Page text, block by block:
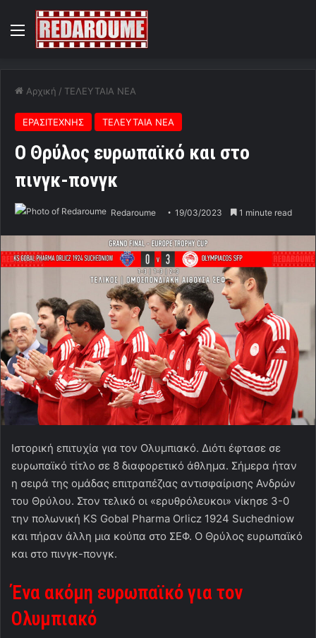
Menu
Αρχική / ΤΕΛΕΥΤΑΙΑ ΝΕΑ
ΕΡΑΣΙΤΕΧΝΗΣ ΤΕΛΕΥΤΑΙΑ ΝΕΑ
Ο Θρύλος ευρωπαϊκό και στο
πινγκ-πονγκ
Redaroume 19/03/2023 1 minute read
Ιστορική επιτυχία για τον Ολυμπιακό. Διότι έφτασε σε
ευρωπαϊκό τίτλο σε 8 διαφορετικό άθλημα. Σήμερα ήταν
η σειρά της ομάδας επιτραπέζιας αντισφαίρισης Ανδρών
του Θρύλου. Στον τελικό οι «ερυθρόλευκοι» νίκησε 3-0
την πολωνική KS Gobal Pharma Orlicz 1924 Suchedniow
και πήραν άλλη μια κούπα στο ΣΕΦ. Ο Θρύλος ευρωπαϊκό
και στο πινγκ-πονγκ.
Ένα ακόμη ευρωπαϊκό για τον
Ολυμπιακό